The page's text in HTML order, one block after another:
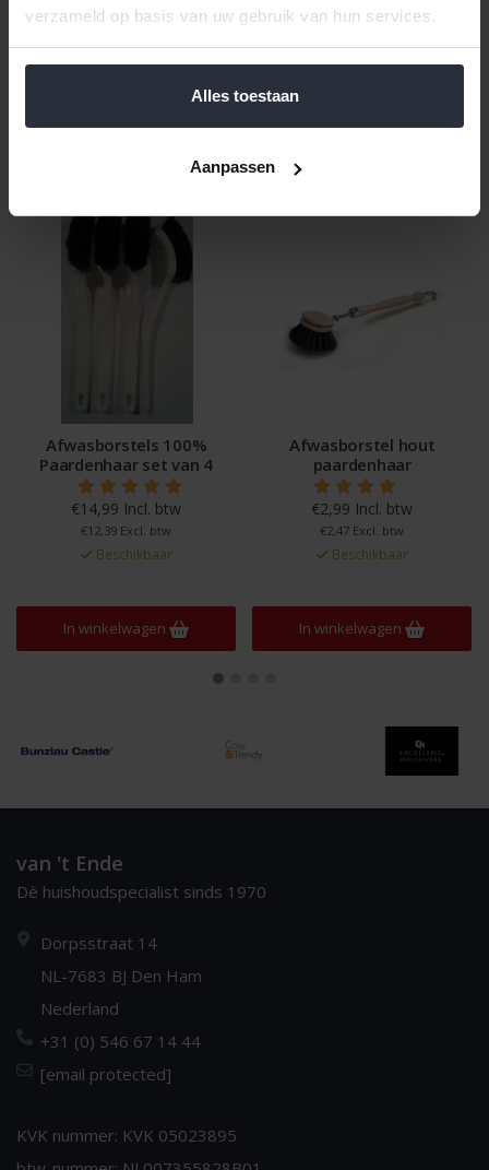
verzameld op basis van uw gebruik van hun services.
Alles toestaan
Aanpassen
Help ons en andere klanten door het schrijven van een review
Gerelateerde en alternatieve producten
Afwasborstels 100%
Paardenhaar set van 4
€14,99 Incl. btw
€12,39 Excl. btw
Beschikbaar
In winkelwagen
Afwasborstel hout
paardenhaar
€2,99 Incl. btw
€2,47 Excl. btw
Beschikbaar
In winkelwagen
van 't Ende
Dè huishoudspecialist sinds 1970
Dorpsstraat 14
NL-7683 BJ Den Ham
Nederland
+31 (0) 546 67 14 44
[email protected]
KVK nummer: KVK 05023895